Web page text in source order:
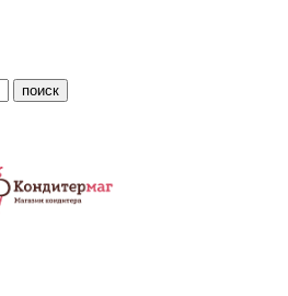
поиск